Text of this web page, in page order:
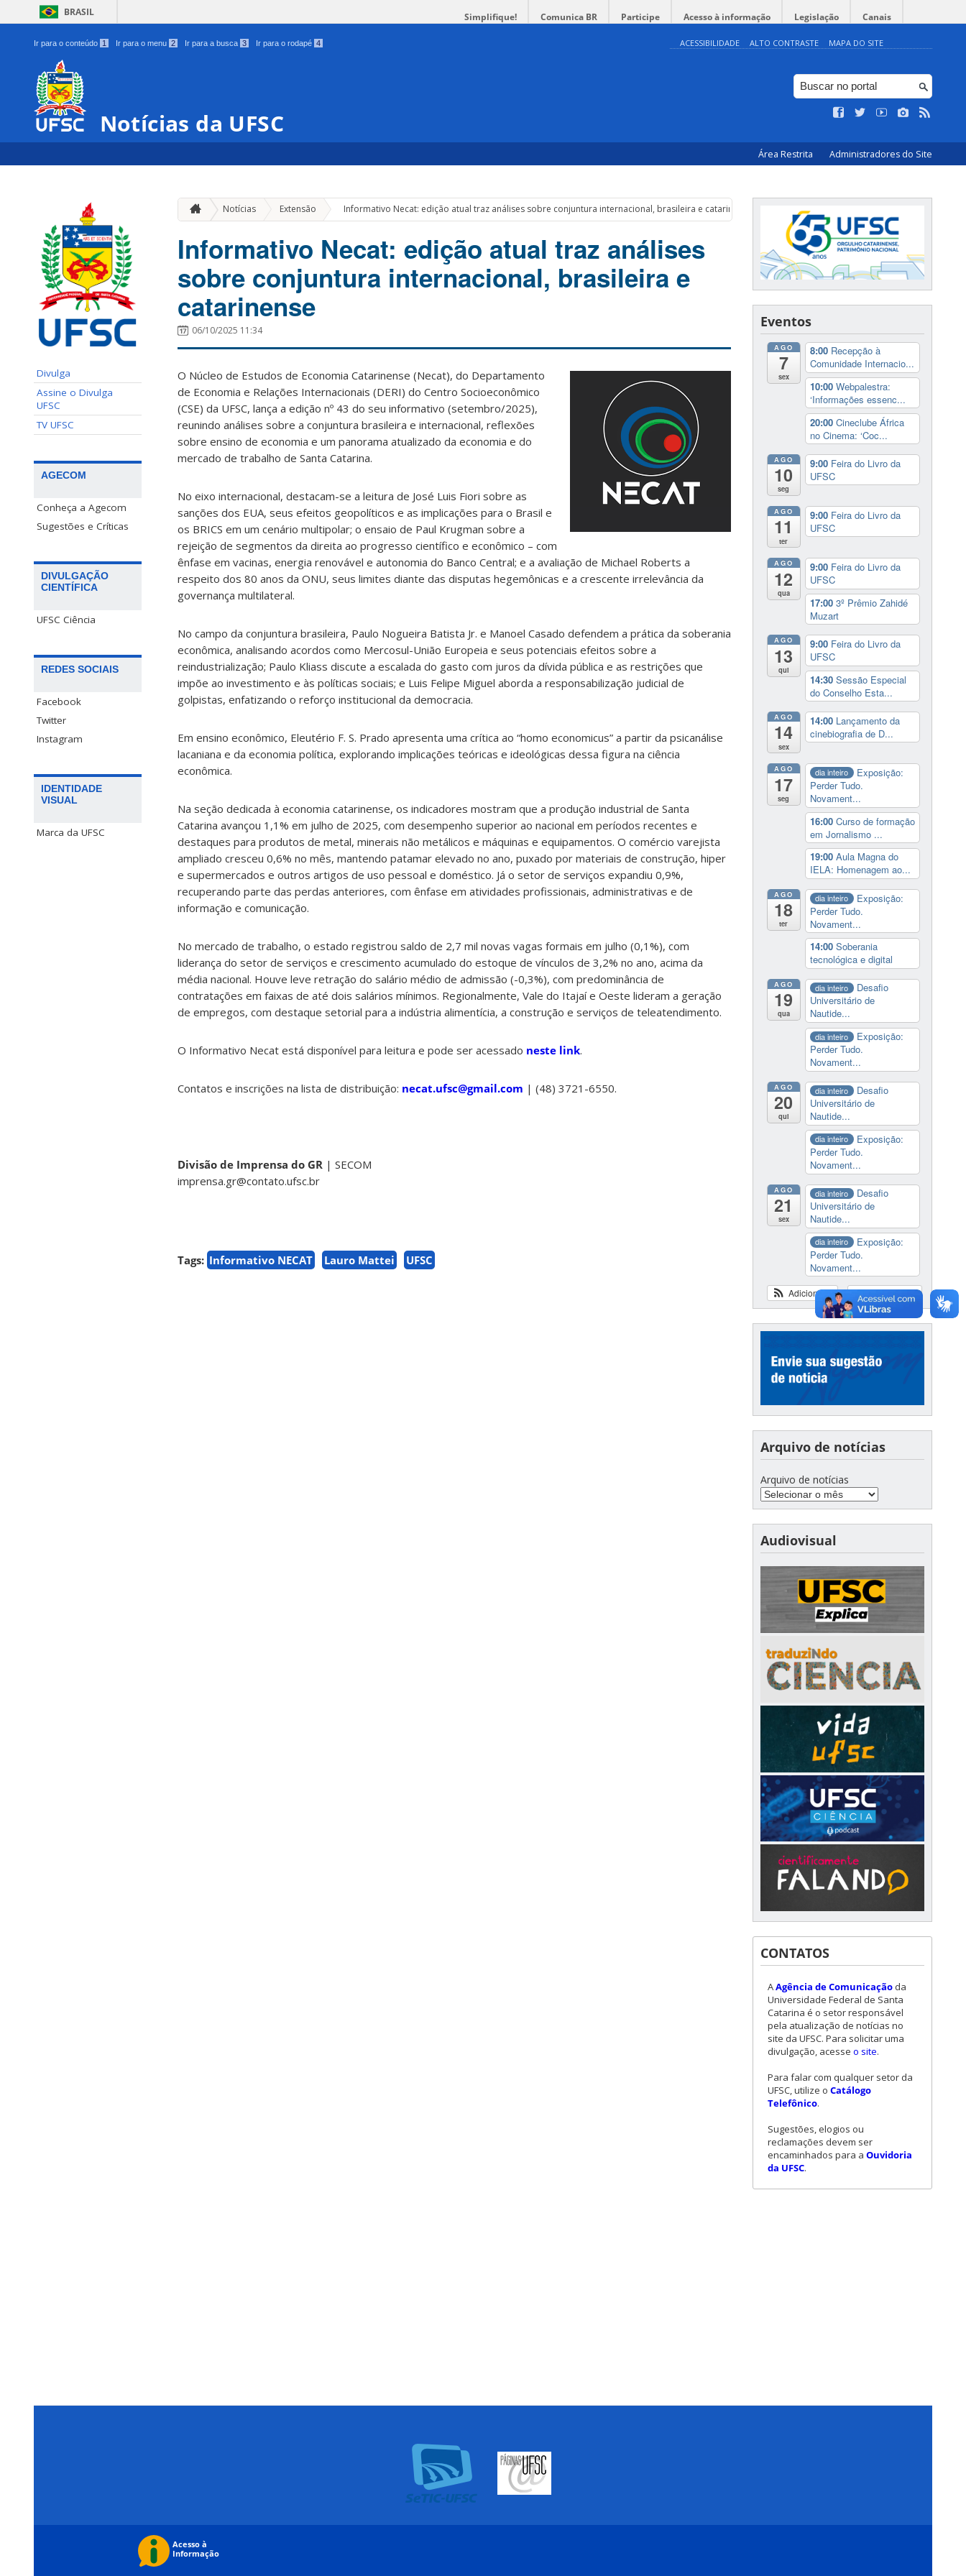
BRASIL Simplifique! Comunica BR Participe Acesso à informação Legislação Canais
Ir para o conteúdo 1 Ir para o menu 2 Ir para a busca 3 Ir para o rodapé 4 ACESSIBILIDADE ALTO CONTRASTE MAPA DO SITE
Notícias da UFSC
Área Restrita Administradores do Site
Divulga
Assine o Divulga
UFSC
TV UFSC
AGECOM
Conheça a Agecom
Sugestões e Críticas
DIVULGAÇÃO
CIENTÍFICA
UFSC Ciência
REDES SOCIAIS
Facebook
Twitter
Instagram
IDENTIDADE
VISUAL
Marca da UFSC
Notícias Extensão » Informativo Necat: edição atual traz análises sobre conjuntura internacional, brasileira e catarinense
Informativo Necat: edição atual traz análises
sobre conjuntura internacional, brasileira e
catarinense
06/10/2025 11:34
O Núcleo de Estudos de Economia Catarinense (Necat), do Departamento
de Economia e Relações Internacionais (DERI) do Centro Socioeconômico
(CSE) da UFSC, lança a edição nº 43 do seu informativo (setembro/2025),
reunindo análises sobre a conjuntura brasileira e internacional, reflexões
sobre ensino de economia e um panorama atualizado da economia e do
mercado de trabalho de Santa Catarina.
No eixo internacional, destacam-se a leitura de José Luis Fiori sobre as
sanções dos EUA, seus efeitos geopolíticos e as implicações para o Brasil e
os BRICS em um cenário multipolar; o ensaio de Paul Krugman sobre a
rejeição de segmentos da direita ao progresso científico e econômico – com
ênfase em vacinas, energia renovável e autonomia do Banco Central; e a avaliação de Michael Roberts a
respeito dos 80 anos da ONU, seus limites diante das disputas hegemônicas e a crescente irrelevância da
governança multilateral.
No campo da conjuntura brasileira, Paulo Nogueira Batista Jr. e Manoel Casado defendem a prática da soberania
econômica, analisando acordos como Mercosul-União Europeia e seus potenciais efeitos sobre a
reindustrialização; Paulo Kliass discute a escalada do gasto com juros da dívida pública e as restrições que
impõe ao investimento e às políticas sociais; e Luis Felipe Miguel aborda a responsabilização judicial de
golpistas, enfatizando o reforço institucional da democracia.
Em ensino econômico, Eleutério F. S. Prado apresenta uma crítica ao “homo economicus” a partir da psicanálise
lacaniana e da economia política, explorando implicações teóricas e ideológicas dessa figura na ciência
econômica.
Na seção dedicada à economia catarinense, os indicadores mostram que a produção industrial de Santa
Catarina avançou 1,1% em julho de 2025, com desempenho superior ao nacional em períodos recentes e
destaques para produtos de metal, minerais não metálicos e máquinas e equipamentos. O comércio varejista
ampliado cresceu 0,6% no mês, mantendo patamar elevado no ano, puxado por materiais de construção, hiper
e supermercados e outros artigos de uso pessoal e doméstico. Já o setor de serviços expandiu 0,9%,
recuperando parte das perdas anteriores, com ênfase em atividades profissionais, administrativas e de
informação e comunicação.
No mercado de trabalho, o estado registrou saldo de 2,7 mil novas vagas formais em julho (0,1%), com
liderança do setor de serviços e crescimento acumulado do estoque de vínculos de 3,2% no ano, acima da
média nacional. Houve leve retração do salário médio de admissão (-0,3%), com predominância de
contratações em faixas de até dois salários mínimos. Regionalmente, Vale do Itajaí e Oeste lideram a geração
de empregos, com destaque setorial para a indústria alimentícia, a construção e serviços de teleatendimento.
O Informativo Necat está disponível para leitura e pode ser acessado neste link.
Contatos e inscrições na lista de distribuição: necat.ufsc@gmail.com | (48) 3721-6550.
Divisão de Imprensa do GR | SECOM
imprensa.gr@contato.ufsc.br
Tags: Informativo NECAT Lauro Mattei UFSC
Eventos
AGO
7
sex
8:00 Recepção à
Comunidade Internacio...
10:00 Webpalestra:
‘Informações essenc...
20:00 Cineclube África
no Cinema: ‘Coc...
AGO
10
seg
9:00 Feira do Livro da
UFSC
AGO
11
ter
9:00 Feira do Livro da
UFSC
AGO
12
qua
9:00 Feira do Livro da
UFSC
17:00 3º Prêmio Zahidé
Muzart
AGO
13
qui
9:00 Feira do Livro da
UFSC
14:30 Sessão Especial
do Conselho Esta...
AGO
14
sex
14:00 Lançamento da
cinebiografia de D...
AGO
17
seg
dia inteiro
Exposição:
Perder Tudo.
Novament...
16:00 Curso de formação
em Jornalismo ...
19:00 Aula Magna do
IELA: Homenagem ao...
AGO
18
ter
dia inteiro
Exposição:
Perder Tudo.
Novament...
14:00 Soberania
tecnológica e digital
AGO
19
qua
dia inteiro
Desafio
Universitário de
Nautide...
dia inteiro
Exposição:
Perder Tudo.
Novament...
AGO
20
qui
dia inteiro
Desafio
Universitário de
Nautide...
dia inteiro
Exposição:
Perder Tudo.
Novament...
AGO
21
sex
dia inteiro
Desafio
Universitário de
Nautide...
dia inteiro
Exposição:
Perder Tudo.
Novament...
Ver calendário
Adicionar
Arquivo de notícias
Arquivo de notícias
Audiovisual
CONTATOS
AAgência de Comunicação da
Universidade Federal de Santa
Catarina é o setor responsável
pela atualização de notícias no
site da UFSC. Para solicitar uma
divulgação, acesse o site.
Para falar com qualquer setor da
UFSC, utilize o Catálogo
Telefônico.
Sugestões, elogios ou
reclamações devem ser
encaminhados para a Ouvidoria
da UFSC.